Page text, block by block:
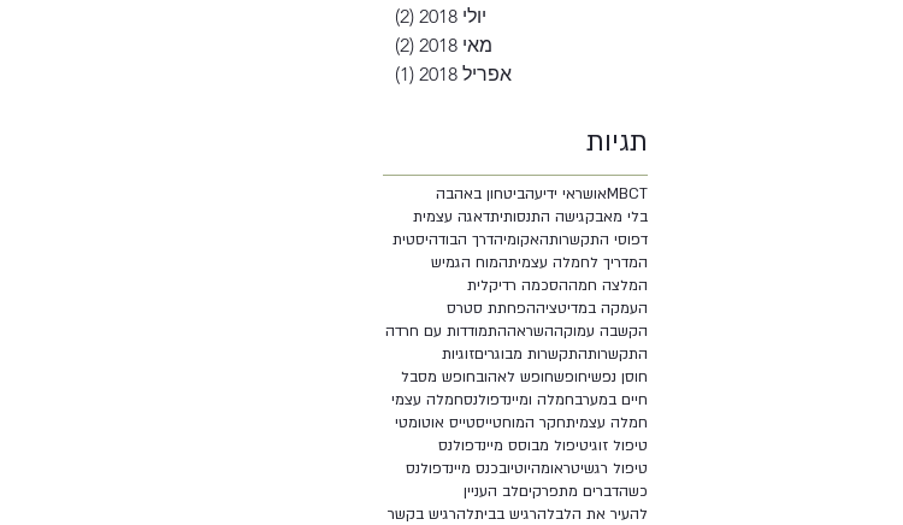
יולי 2018
(2)
מאי 2018
(2)
אפריל 2018
(1)
תגיות
MBCTאושראי ידיעהביטחון באהבה
בלי מאבקגישה התנסותיתדאגה עצמית
דפוסי התקשרותהאקומיהדרך הבודהיסטית
המדריך לחמלה עצמיתהמוח הגמיש
המלצה חמההסכמה רדיקלית
העמקה במדיטציההפחתת סטרס
הקשבה עמוקההשראההתמודדות עם חרדה
התקשרותהתקשרות מבוגריםזוגיות
חוסן נפשיחופשחופש לאהובחופש מסבל
חיים במערבחמלה ומיינדפולנסחמלה עצמי
חמלה עצמיתחקר המוחטייסטייס אוטומטי
טיפול זוגיטיפול מבוסס מיינדפולנס
טיפול רגשיטראומהיוטיובכנס מיינדפולנס
כשהדברים מתפרקיםלב העניין
להעיר את הלבלהרגיש בביתלהרגיש בקשר